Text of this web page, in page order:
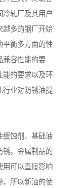
冷轧厂及其用户
越多的钢厂开始
平衡多方面的性
兼容性能的要
能的要求以及环
行业对防锈油提
缓蚀剂、基础油
锈。金属制品的
用可以直接影响
，所以新油的使